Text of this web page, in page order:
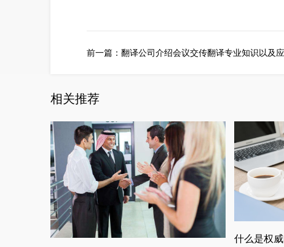
前一篇： 翻译公司介绍会议交传翻译专业知识以及
相关推荐